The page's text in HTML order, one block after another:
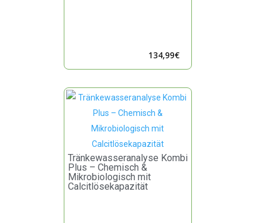
134,99€
Tränkewasseranalyse Kombi
Plus – Chemisch &
Mikrobiologisch mit
Calcitlösekapazität